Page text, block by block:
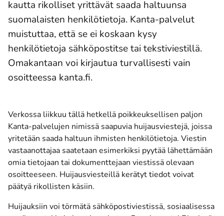
kautta rikolliset yrittävät saada haltuunsa
suomalaisten henkilötietoja. Kanta-palvelut
muistuttaa, että se ei koskaan kysy
henkilötietoja sähköpostitse tai tekstiviestillä.
Omakantaan voi kirjautua turvallisesti vain
osoitteessa kanta.fi.
Verkossa liikkuu tällä hetkellä poikkeuksellisen paljon
Kanta-palvelujen nimissä saapuvia huijausviestejä, joissa
yritetään saada haltuun ihmisten henkilötietoja. Viestin
vastaanottajaa saatetaan esimerkiksi pyytää lähettämään
omia tietojaan tai dokumenttejaan viestissä olevaan
osoitteeseen. Huijausviesteillä kerätyt tiedot voivat
päätyä rikollisten käsiin.
Huijauksiin voi törmätä sähköpostiviestissä, sosiaalisessa